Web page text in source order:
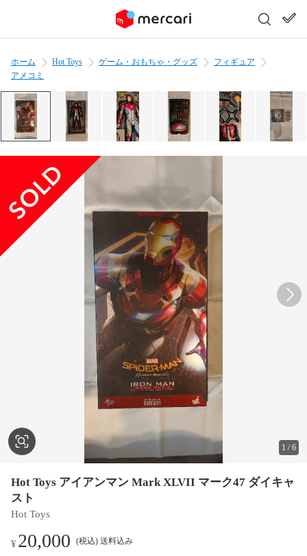
ホーム Hot Toys ゲーム・おもちゃ・グッズ
フィギュア
アメコミ
1 /6
Hot Toys アイアンマン Mark XLVII マーク47 ダイキャ
スト
Hot Toys
¥20,000 (税込) 送料込み